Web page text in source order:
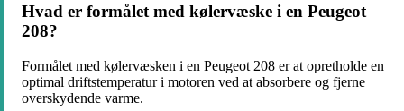
Hvad er formålet med kølervæske i en Peugeot
208?
Formålet med kølervæsken i en Peugeot 208 er at opretholde en
optimal driftstemperatur i motoren ved at absorbere og fjerne
overskydende varme.